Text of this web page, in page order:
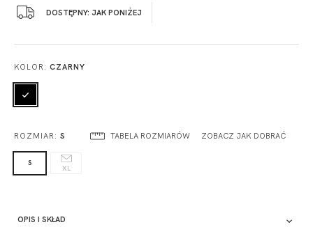
DOSTĘPNY: JAK PONIŻEJ
KOLOR: CZARNY
ROZMIAR: S TABELA ROZMIARÓW ZOBACZ JAK DOBRAĆ
S
XL
OPIS I SKŁAD